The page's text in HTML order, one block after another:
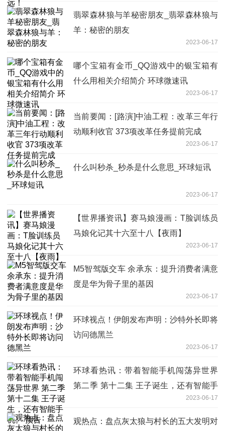
翡翠森林狼与羊秘密朋友_翡翠森林狼与
羊：秘密的朋友
2023-06-17
哪个宝箱有金币_QQ游戏中的银宝箱有
什么用相关介绍简介 环球微速讯
2023-06-17
当前要闻：[路演]中油工程：改革三年行
动顺利收官 373项改革任务提前完成
2023-06-17
什么叫秒杀_秒杀是什么意思_环球短讯
2023-06-17
【世界播资讯】赛马娘漫画：T脸训练员
马娘化记其十六至十八【夜雨】
2023-06-17
M5智驾版交车 余承东：提升消费者满意
度是华为骨子里的基因
2023-06-17
环球视点！伊朗发布声明：沙特外长即将
访问德黑兰
2023-06-17
环球看热讯：带着智能手机闯荡异世界
第二季 第十二集 王子诞生，还有智能手
2023-06-17
观热点：盘点灰太狼与村长的五大发明对